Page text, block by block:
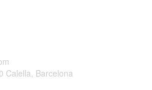
Calella, Barcelona